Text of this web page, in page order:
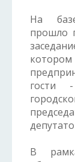
На
прошло
гости
В